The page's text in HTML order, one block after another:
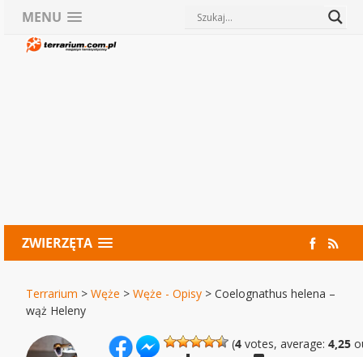
MENU
ZWIERZĘTA
Terrarium >Węże >Węże - Opisy >Coelognathus helena –
wąż Heleny
(4 votes, average:4,25